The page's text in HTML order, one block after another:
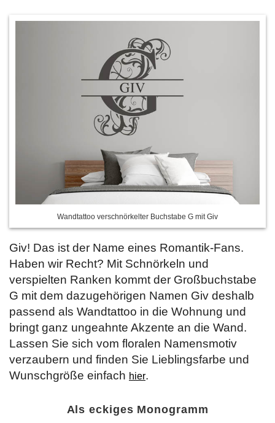
Wandtattoo verschnörkelter Buchstabe G mit Giv
Giv! Das ist der Name eines Romantik-Fans.
Haben wir Recht? Mit Schnörkeln und
verspielten Ranken kommt der Großbuchstabe
G mit dem dazugehörigen Namen Giv deshalb
passend als Wandtattoo in die Wohnung und
bringt ganz ungeahnte Akzente an die Wand.
Lassen Sie sich vom floralen Namensmotiv
verzaubern und finden Sie Lieblingsfarbe und
Wunschgröße einfach hier.
Als eckiges Monogramm